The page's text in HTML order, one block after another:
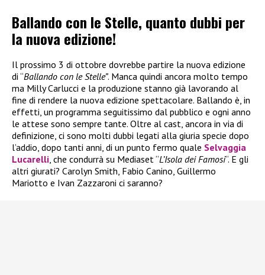
Ballando con le Stelle, quanto dubbi per
la nuova edizione!
Il prossimo 3 di ottobre dovrebbe partire la nuova edizione
di “Ballando con le Stelle”. Manca quindi ancora molto tempo
ma Milly Carlucci e la produzione stanno già lavorando al
fine di rendere la nuova edizione spettacolare. Ballando è, in
effetti, un programma seguitissimo dal pubblico e ogni anno
le attese sono sempre tante. Oltre al cast, ancora in via di
definizione, ci sono molti dubbi legati alla giuria specie dopo
l’addio, dopo tanti anni, di un punto fermo quale Selvaggia
Lucarelli, che condurrà su Mediaset “L’Isola dei Famosi“. E gli
altri giurati? Carolyn Smith, Fabio Canino, Guillermo
Mariotto e Ivan Zazzaroni ci saranno?